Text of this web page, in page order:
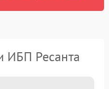
ИБП Ресанта